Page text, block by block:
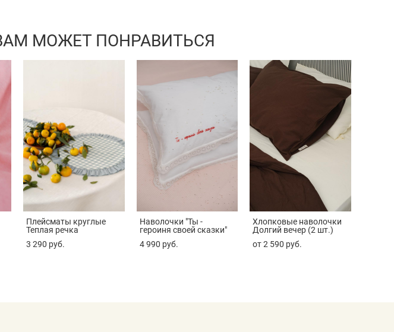
МОЖЕТ ПОНРАВИТЬСЯ
Плейсматы круглые
Теплая речка
3 290 pуб.
Наволочки "Ты -
героиня своей сказки"
4 990 pуб.
Хлопковые наволочки
Долгий вечер (2 шт.)
от 2 590 pуб.